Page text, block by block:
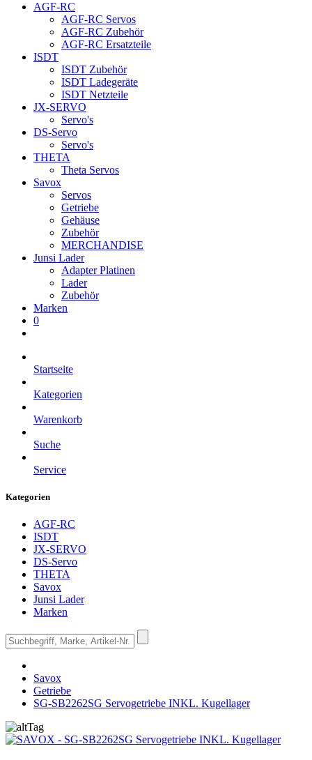
AGF-RC
AGF-RC Servos
AGF-RC Zubehör
AGF-RC Ersatzteile
ISDT
ISDT Zubehör
ISDT Ladegeräte
ISDT Netzteile
JX-SERVO
Servo's
DS-Servo
Servo's
THETA
Theta Servos
Savox
Servos
Getriebe
Gehäuse
Zubehör
MERCHANDISE
Junsi Lader
Adapter Platinen
Lader
Zubehör
Marken
0
Startseite
Kategorien
Warenkorb
Suche
Service
Kategorien
AGF-RC
ISDT
JX-SERVO
DS-Servo
THETA
Savox
Junsi Lader
Marken
Savox
Getriebe
SG-SB2262SG Servogetriebe INKL. Kugellager